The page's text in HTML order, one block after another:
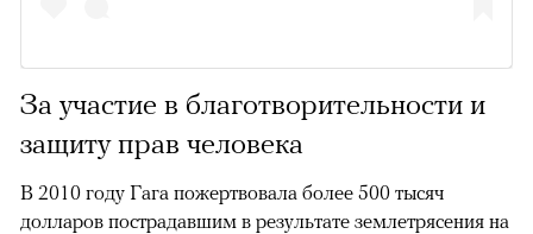
За участие в благотворительности и
защиту прав человека
В 2010 году Гага пожертвовала более 500 тысяч
долларов пострадавшим в результате землетрясения на